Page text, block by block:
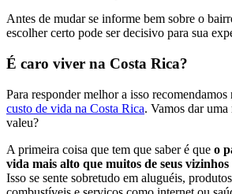
Antes de mudar se informe bem sobre o
escolher certo pode ser decisivo para sua
É caro viver na Costa Rica?
Para responder melhor a isso
custo de vida na Costa Rica. Vamos dar uma
valeu?
A primeira coisa que tem que saber é que o
vida mais alto que muitos de seus
Isso se sente sobretudo em aluguéis,